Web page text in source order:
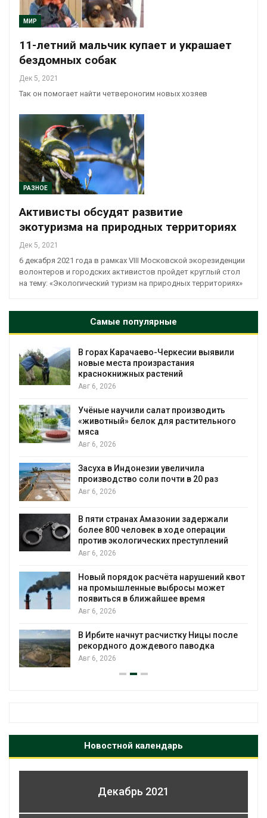
МИР
11-летний мальчик купает и украшает
бездомных собак
Дек 5, 2021
Так он помогает найти четвероногим новых хозяев
РАЗНОЕ
Активисты обсудят развитие
экотуризма на природных территориях
Дек 5, 2021
6 декабря 2021 года в рамках VIII Московской экорезиденции
волонтеров и городских активистов пройдет круглый стол
на тему: «Экологический туризм на природных территориях»
Самые популярные
В горах Карачаево-Черкесии выявили
новые места произрастания
краснокнижных растений
Авг 6, 2026
Учёные научили салат производить
«животный» белок для растительного
мяса
Авг 6, 2026
Засуха в Индонезии увеличила
производство соли почти в 20 раз
Авг 6, 2026
В пяти странах Амазонии задержали
более 800 человек в ходе операции
против экологических преступлений
Авг 6, 2026
Новый порядок расчёта нарушений квот
на промышленные выбросы может
появиться в ближайшее время
Авг 6, 2026
В Ирбите начнут расчистку Ницы после
рекордного дождевого паводка
Авг 6, 2026
Новостной календарь
Декабрь 2021